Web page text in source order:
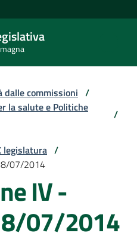
commissioni /
la salute e Politiche
/
legislatura /
8/07/2014
IV -
8/07/2014